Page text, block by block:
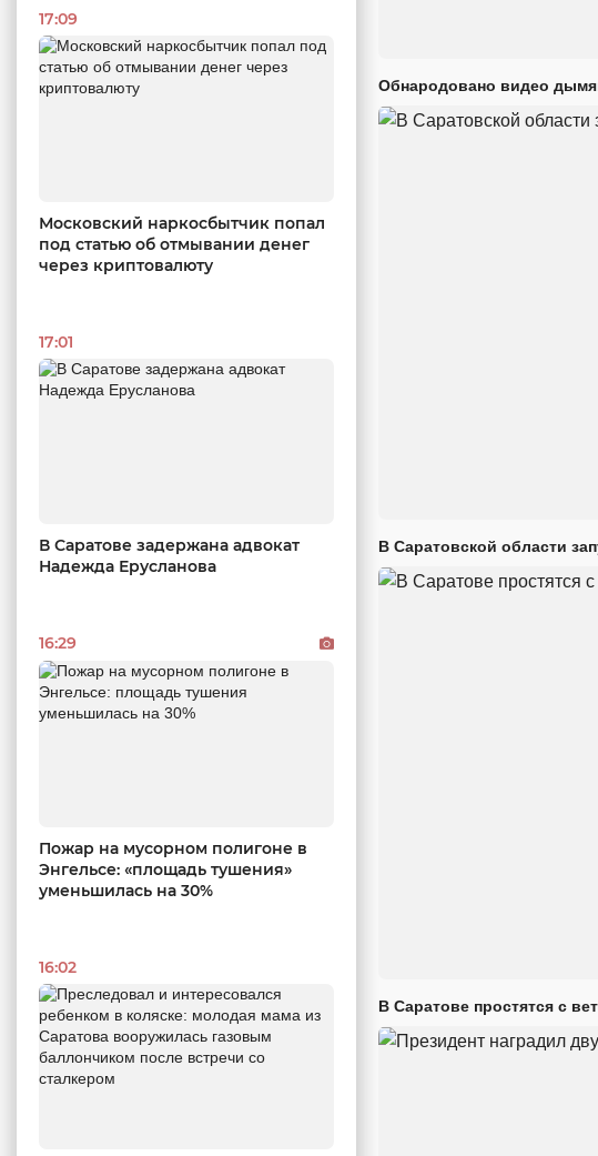
17:09
Московский наркосбытчик попал
под статью об отмывании денег
через криптовалюту
17:01
В Саратове задержана адвокат
Надежда Ерусланова
16:29
Пожар на мусорном полигоне в
Энгельсе: «площадь тушения»
уменьшилась на 30%
16:02
Обнародовано видео
В Саратовской области
В Саратове простятся с